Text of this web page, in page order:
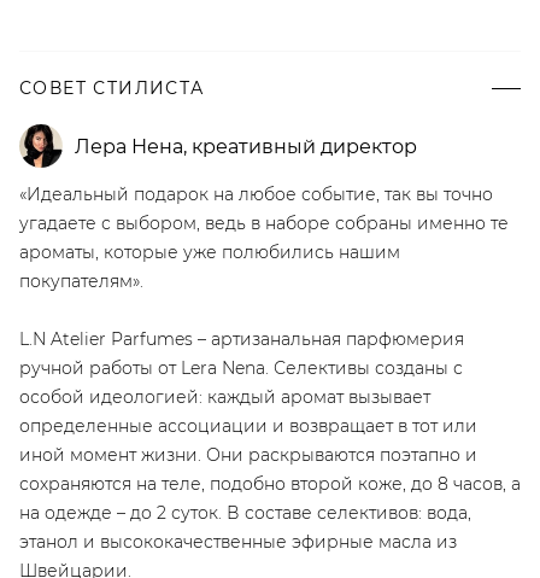
СОВЕТ СТИЛИСТА
Лера Нена, креативный директор
«Идеальный подарок на любое событие, так вы точно
угадаете с выбором, ведь в наборе собраны именно те
ароматы, которые уже полюбились нашим
покупателям».
L.N Atelier Parfumes – артизанальная парфюмерия
ручной работы от Lera Nena. Селективы созданы с
особой идеологией: каждый аромат вызывает
определенные ассоциации и возвращает в тот или
иной момент жизни. Они раскрываются поэтапно и
сохраняются на теле, подобно второй коже, до 8 часов, а
на одежде – до 2 суток. В составе селективов: вода,
этанол и высококачественные эфирные масла из
Швейцарии.